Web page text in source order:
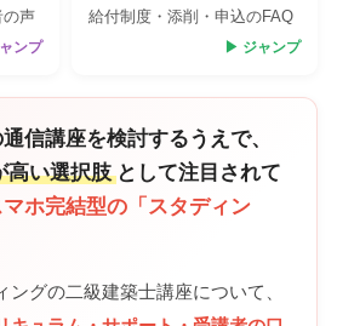
の声
ンプ
給付制度・添削・申込のFAQ
▶ ジャンプ
信講座を検討するうえで、
高い選択肢 として注目されて
マホ完結型の「スタディン
ングの二級建築士講座について、